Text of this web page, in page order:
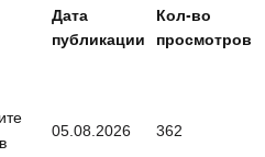
Дата
публикации
Кол-во
просмотров
05.08.2026 362